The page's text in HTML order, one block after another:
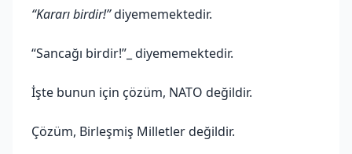
“Kararı birdir!”diyememektedir.
“Sancağı birdir!”_ diyememektedir.
İşte bunun için çözüm, NATO değildir.
Çözüm, Birleşmiş Milletler değildir.